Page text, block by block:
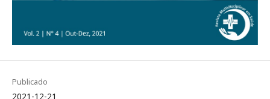
Publicado
2021-12-21